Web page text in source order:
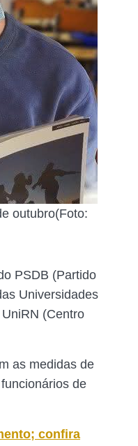
outubro(Foto:
PSDB (Partido
Universidades
(Centro
as medidas de
de
confira